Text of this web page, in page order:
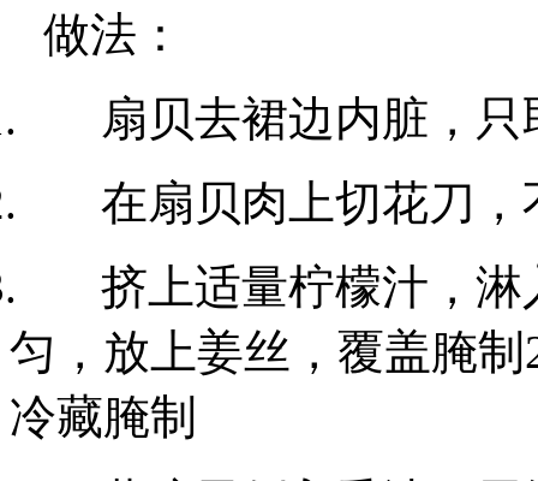
做法：
扇贝去裙边内脏，
在扇贝肉上切花刀
挤上适量柠檬汁，
匀，放上姜丝，覆盖腌制
冷藏腌制